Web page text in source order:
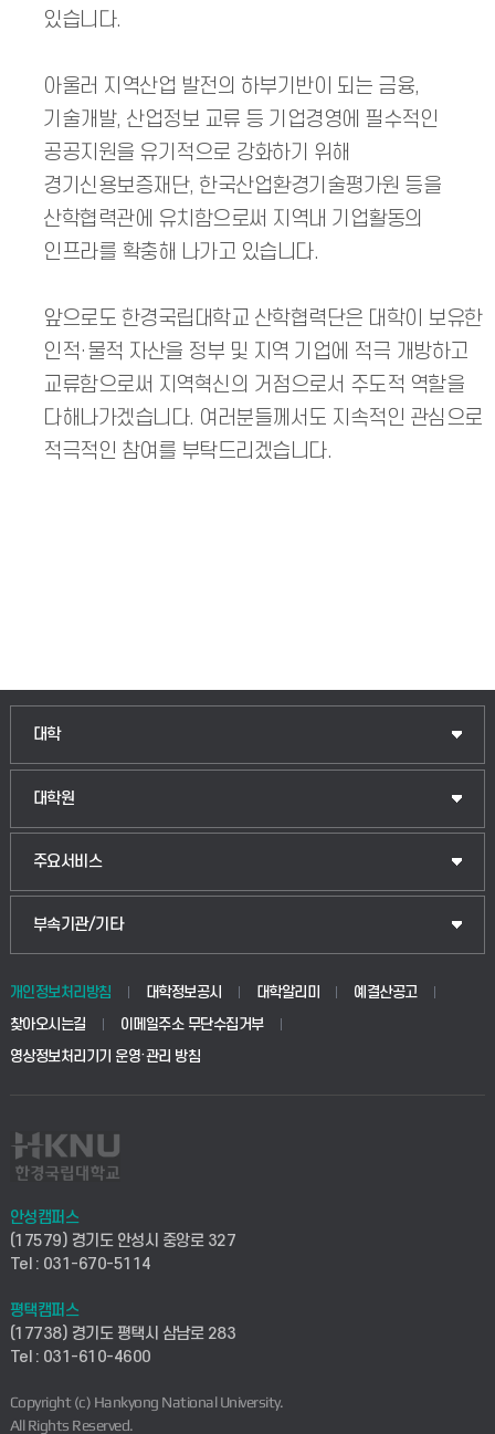
있습니다.
아울러 지역산업 발전의 하부기반이 되는 금융,
기술개발, 산업정보 교류 등 기업경영에 필수적인
공공지원을 유기적으로 강화하기 위해
경기신용보증재단, 한국산업환경기술평가원 등을
산학협력관에 유치함으로써 지역내 기업활동의
인프라를 확충해 나가고 있습니다.
앞으로도 한경국립대학교 산학협력단은 대학이 보유한
인적·물적 자산을 정부 및 지역 기업에 적극 개방하고
교류함으로써 지역혁신의 거점으로서 주도적 역할을
다해나가겠습니다. 여러분들께서도 지속적인 관심으로
적극적인 참여를 부탁드리겠습니다.
대학
인문융합공공인재학부
법경영학부
생명공학부
사회안전시스템공학부
컴퓨터응용수학부
ICT로봇기계공학부
전자전기공학부
디자인건축융합학부
대학원
일반대학원
산업대학원
공공정책대학원
교육대학원
주요서비스
입학안내
웹메일
학사시스템(전문학사 및 전공심화)
사이버캠퍼스(전문학사 및 전공심화)
시설바로처리서비스
연구실안전관리시스템
산학연구관리시스템
부속기관/기타
중앙도서관
학생생활관(안성)
산학협력단
취업지원센터
창업지원센터
현장실습지원센터
개인정보처리방침 대학정보공시 대학알리미
예결산공고
찾아오시는길
이메일주소 무단수집거부
영상정보처리기기 운영·관리 방침
안성캠퍼스
(17579) 경기도 안성시 중앙로 327
Tel : 031-670-5114
평택캠퍼스
(17738) 경기도 평택시 삼남로 283
Tel : 031-610-4600
Copyright (c) Hankyong National University.
All Rights Reserved.